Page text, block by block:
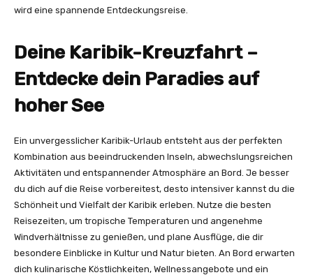
wird eine spannende Entdeckungsreise.
Deine Karibik-Kreuzfahrt –
Entdecke dein Paradies auf
hoher See
Ein unvergesslicher Karibik-Urlaub entsteht aus der perfekten
Kombination aus beeindruckenden Inseln, abwechslungsreichen
Aktivitäten und entspannender Atmosphäre an Bord. Je besser
du dich auf die Reise vorbereitest, desto intensiver kannst du die
Schönheit und Vielfalt der Karibik erleben. Nutze die besten
Reisezeiten, um tropische Temperaturen und angenehme
Windverhältnisse zu genießen, und plane Ausflüge, die dir
besondere Einblicke in Kultur und Natur bieten. An Bord erwarten
dich kulinarische Köstlichkeiten, Wellnessangebote und ein